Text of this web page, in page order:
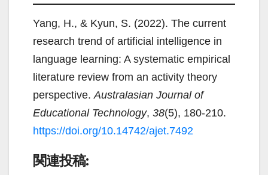
Yang, H., & Kyun, S. (2022). The current
research trend of artificial intelligence in
language learning: A systematic empirical
literature review from an activity theory
perspective.Australasian Journal of
Educational Technology, 38(5), 180-210.
https://doi.org/10.14742/ajet.7492
関連投稿: